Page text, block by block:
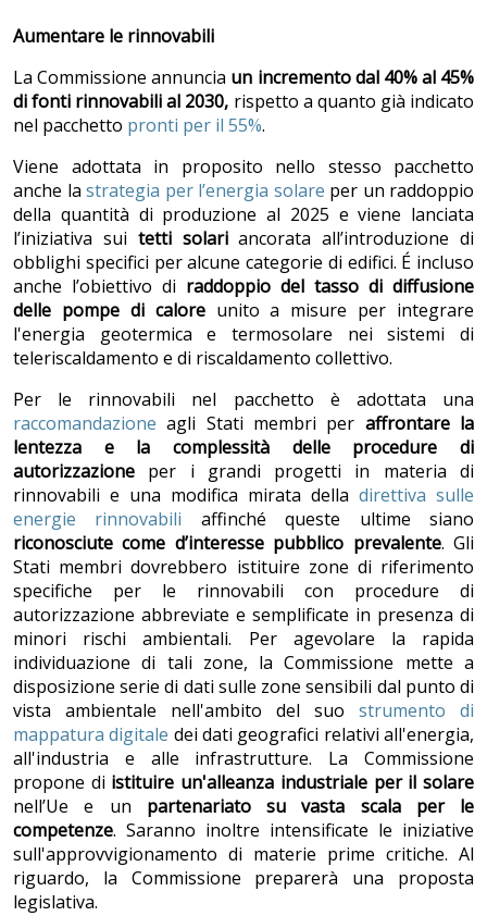
Aumentare le rinnovabili
La Commissione annuncia un incremento dal 40% al 45%
di fonti rinnovabili al 2030, rispetto a quanto già indicato
nel pacchetto pronti per il 55%.
Viene adottata in proposito nello stesso pacchetto
anche la strategia per l’energia solare per un raddoppio
della quantità di produzione al 2025 e viene lanciata
l’iniziativa sui tetti solariancorata all’introduzione di
obblighi specifici per alcune categorie di edifici. É incluso
anche l’obiettivo di raddoppio del tasso di diffusione
delle pompe di calore unito a misure per integrare
l'energia geotermica e termosolare nei sistemi di
teleriscaldamento e di riscaldamento collettivo.
Per le rinnovabili nel pacchetto è adottata una
raccomandazione agli Stati membri per affrontare la
lentezza e la complessità delle procedure di
autorizzazione per i grandi progetti in materia di
rinnovabili e una modifica mirata della direttiva sulle
energie rinnovabili affinché queste ultime siano
riconosciute come d’interesse pubblico prevalente. Gli
Stati membri dovrebbero istituire zone di riferimento
specifiche per le rinnovabili con procedure di
autorizzazione abbreviate e semplificate in presenza di
minori rischi ambientali. Per agevolare la rapida
individuazione di tali zone, la Commissione mette a
disposizione serie di dati sulle zone sensibili dal punto di
vista ambientale nell'ambito del suo strumento di
mappatura digitale dei dati geografici relativi all'energia,
all'industria e alle infrastrutture. La Commissione
propone di istituire un'alleanza industriale per il solare
nell’Ue e un partenariato su vasta scala per le
competenze. Saranno inoltre intensificate le iniziative
sull'approvvigionamento di materie prime critiche. Al
riguardo, la Commissione preparerà una proposta
legislativa.